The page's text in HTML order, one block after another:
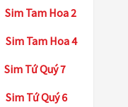
Sim Tam Hoa 2
Sim Tam Hoa 4
Sim Tứ Quý 7
Sim Tứ Quý 6